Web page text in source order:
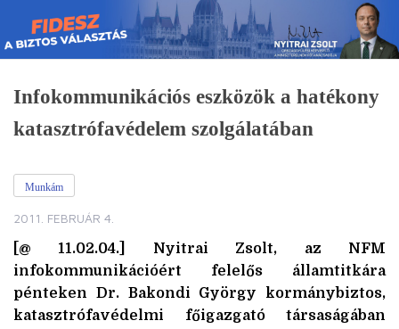
Skip
to
content
Infokommunikációs eszközök a hatékony
katasztrófavédelem szolgálatában
Munkám
2011. FEBRUÁR 4.
[@ 11.02.04.] Nyitrai Zsolt, az NFM
infokommunikációért felelős államtitkára
pénteken Dr. Bakondi György kormánybiztos,
katasztrófavédelmi főigazgató társaságában